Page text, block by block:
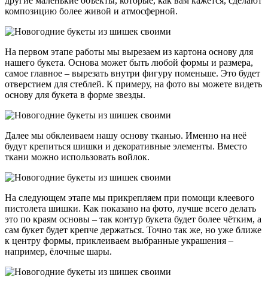
композицию более живой и атмосферной.
На первом этапе работы мы вырезаем из картона основу для
нашего букета. Основа может быть любой формы и размера,
самое главное – вырезать внутри фигуру поменьше. Это будет
отверстием для стеблей. К примеру, на фото вы можете видеть
основу для букета в форме звезды.
Далее мы обклеиваем нашу основу тканью. Именно на неё
будут крепиться шишки и декоративные элементы. Вместо
ткани можно использовать войлок.
На следующем этапе мы прикрепляем при помощи клеевого
пистолета шишки. Как показано на фото, лучше всего делать
это по краям основы – так контур букета будет более чётким, а
сам букет будет крепче держаться. Точно так же, но уже ближе
к центру формы, приклеиваем выбранные украшения –
например, ёлочные шары.